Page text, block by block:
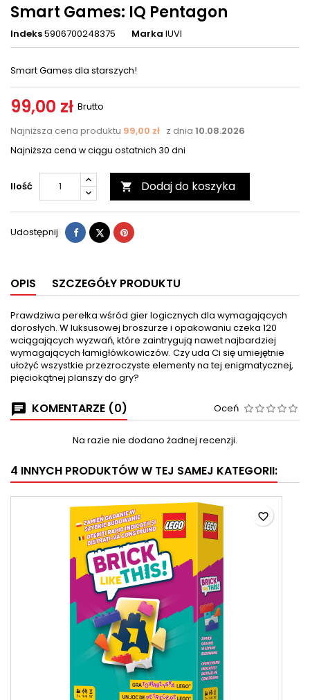
Smart Games: IQ Pentagon
Indeks5906700248375 Marka IUVI
Smart Games dla starszych!
99,00 zł Brutto
Najniższa cena produktu 99,00 zł z dnia 10.08.2026
Najniższa cena w ciągu ostatnich 30 dni
Ilość  Dodaj do koszyka
Udostępnij Udostępnij
TweetujPinterest
OPIS SZCZEGÓŁY PRODUKTU
Prawdziwa perełka wśród gier logicznych dla wymagających
dorosłych. W luksusowej broszurze i opakowaniu czeka 120
wciągających wyzwań, które zaintrygują nawet najbardziej
wymagających łamigłówkowiczów. Czy uda Ci się umiejętnie
ułożyć wszystkie przezroczyste elementy na tej enigmatycznej,
pięciokątnej planszy do gry?
KOMENTARZE (0) Oceń
Na razie nie dodano żadnej recenzji.
4 INNYCH PRODUKTÓW W TEJ SAMEJ KATEGORII:
favorite_border